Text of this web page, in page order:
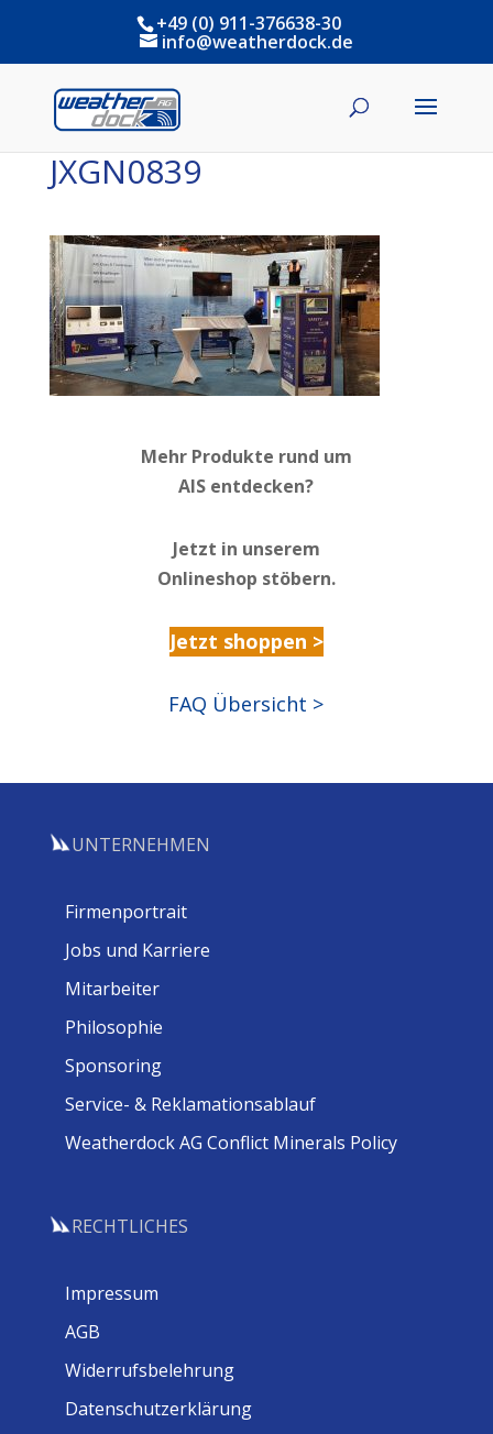
+49 (0) 911-376638-30
info@weatherdock.de
JXGN0839
Mehr Produkte rund um
AIS entdecken?
Jetzt in unserem
Onlineshop stöbern.
Jetzt shoppen >
FAQ Übersicht >
UNTERNEHMEN
Firmenportrait
Jobs und Karriere
Mitarbeiter
Philosophie
Sponsoring
Service- & Reklamationsablauf
Weatherdock AG Conflict Minerals Policy
RECHTLICHES
Impressum
AGB
Widerrufsbelehrung
Datenschutzerklärung